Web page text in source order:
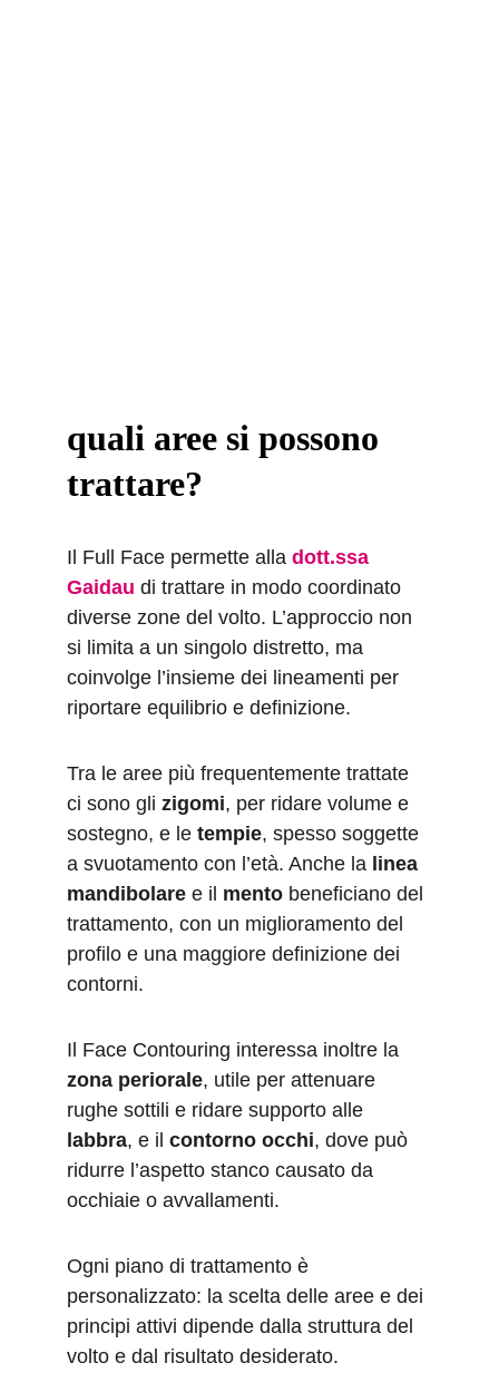
quali aree si possono
trattare?
Il Full Face permette alla dott.ssa
Gaidau di trattare in modo coordinato
diverse zone del volto. L’approccio non
si limita a un singolo distretto, ma
coinvolge l’insieme dei lineamenti per
riportare equilibrio e definizione.
Tra le aree più frequentemente trattate
ci sono gli zigomi, per ridare volume e
sostegno, e le tempie, spesso soggette
a svuotamento con l’età. Anche la linea
mandibolare e il mento beneficiano del
trattamento, con un miglioramento del
profilo e una maggiore definizione dei
contorni.
Il Face Contouring interessa inoltre la
zona periorale, utile per attenuare
rughe sottili e ridare supporto alle
labbra, e il contorno occhi, dove può
ridurre l’aspetto stanco causato da
occhiaie o avvallamenti.
Ogni piano di trattamento è
personalizzato: la scelta delle aree e dei
principi attivi dipende dalla struttura del
volto e dal risultato desiderato.